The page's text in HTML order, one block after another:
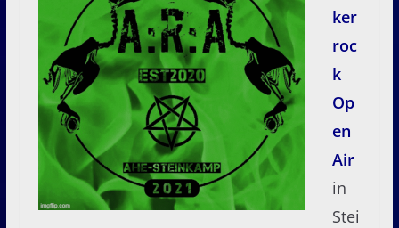
ker
roc
k
Op
en
Air
in
Stei